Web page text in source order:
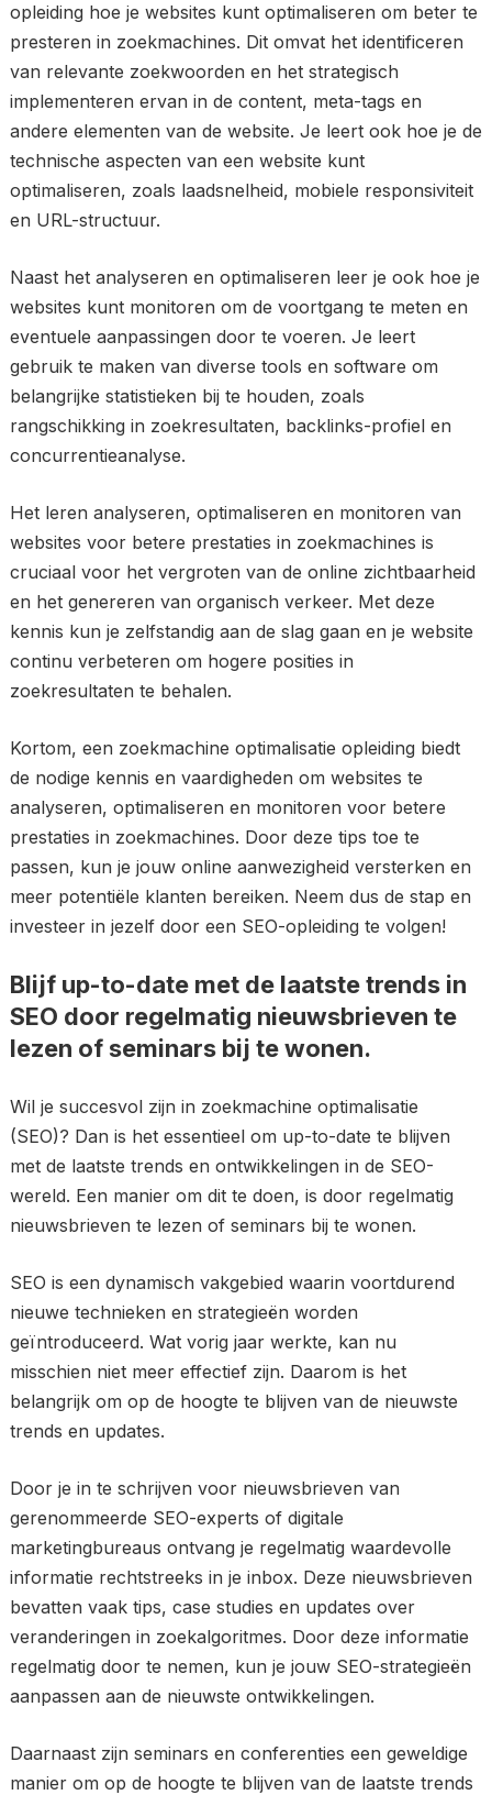
opleiding hoe je websites kunt optimaliseren om beter te
presteren in zoekmachines. Dit omvat het identificeren
van relevante zoekwoorden en het strategisch
implementeren ervan in de content, meta-tags en
andere elementen van de website. Je leert ook hoe je de
technische aspecten van een website kunt
optimaliseren, zoals laadsnelheid, mobiele responsiviteit
en URL-structuur.
Naast het analyseren en optimaliseren leer je ook hoe je
websites kunt monitoren om de voortgang te meten en
eventuele aanpassingen door te voeren. Je leert
gebruik te maken van diverse tools en software om
belangrijke statistieken bij te houden, zoals
rangschikking in zoekresultaten, backlinks-profiel en
concurrentieanalyse.
Het leren analyseren, optimaliseren en monitoren van
websites voor betere prestaties in zoekmachines is
cruciaal voor het vergroten van de online zichtbaarheid
en het genereren van organisch verkeer. Met deze
kennis kun je zelfstandig aan de slag gaan en je website
continu verbeteren om hogere posities in
zoekresultaten te behalen.
Kortom, een zoekmachine optimalisatie opleiding biedt
de nodige kennis en vaardigheden om websites te
analyseren, optimaliseren en monitoren voor betere
prestaties in zoekmachines. Door deze tips toe te
passen, kun je jouw online aanwezigheid versterken en
meer potentiële klanten bereiken. Neem dus de stap en
investeer in jezelf door een SEO-opleiding te volgen!
Blijf up-to-date met de laatste trends in
SEO door regelmatig nieuwsbrieven te
lezen of seminars bij te wonen.
Wil je succesvol zijn in zoekmachine optimalisatie
(SEO)? Dan is het essentieel om up-to-date te blijven
met de laatste trends en ontwikkelingen in de SEO-
wereld. Een manier om dit te doen, is door regelmatig
nieuwsbrieven te lezen of seminars bij te wonen.
SEO is een dynamisch vakgebied waarin voortdurend
nieuwe technieken en strategieën worden
geïntroduceerd. Wat vorig jaar werkte, kan nu
misschien niet meer effectief zijn. Daarom is het
belangrijk om op de hoogte te blijven van de nieuwste
trends en updates.
Door je in te schrijven voor nieuwsbrieven van
gerenommeerde SEO-experts of digitale
marketingbureaus ontvang je regelmatig waardevolle
informatie rechtstreeks in je inbox. Deze nieuwsbrieven
bevatten vaak tips, case studies en updates over
veranderingen in zoekalgoritmes. Door deze informatie
regelmatig door te nemen, kun je jouw SEO-strategieën
aanpassen aan de nieuwste ontwikkelingen.
Daarnaast zijn seminars en conferenties een geweldige
manier om op de hoogte te blijven van de laatste trends